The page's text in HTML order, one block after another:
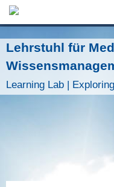
Lehrstuhl für
Learning Lab |